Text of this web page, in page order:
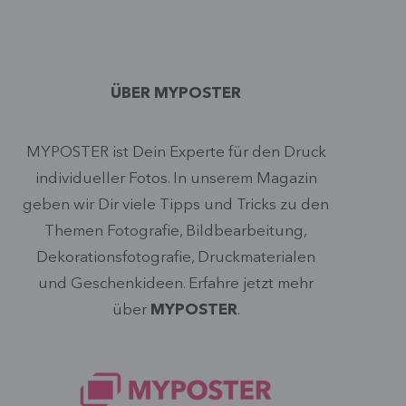
ÜBER MYPOSTER
MYPOSTER ist Dein Experte für den Druck
individueller Fotos. In unserem Magazin
geben wir Dir viele Tipps und Tricks zu den
Themen Fotografie, Bildbearbeitung,
Dekorationsfotografie, Druckmaterialen
und Geschenkideen. Erfahre jetzt mehr
über MYPOSTER.